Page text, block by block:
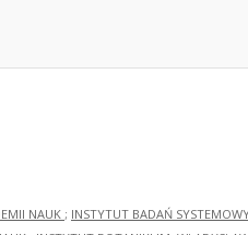
NAUK ; INSTYTUT BADAŃ